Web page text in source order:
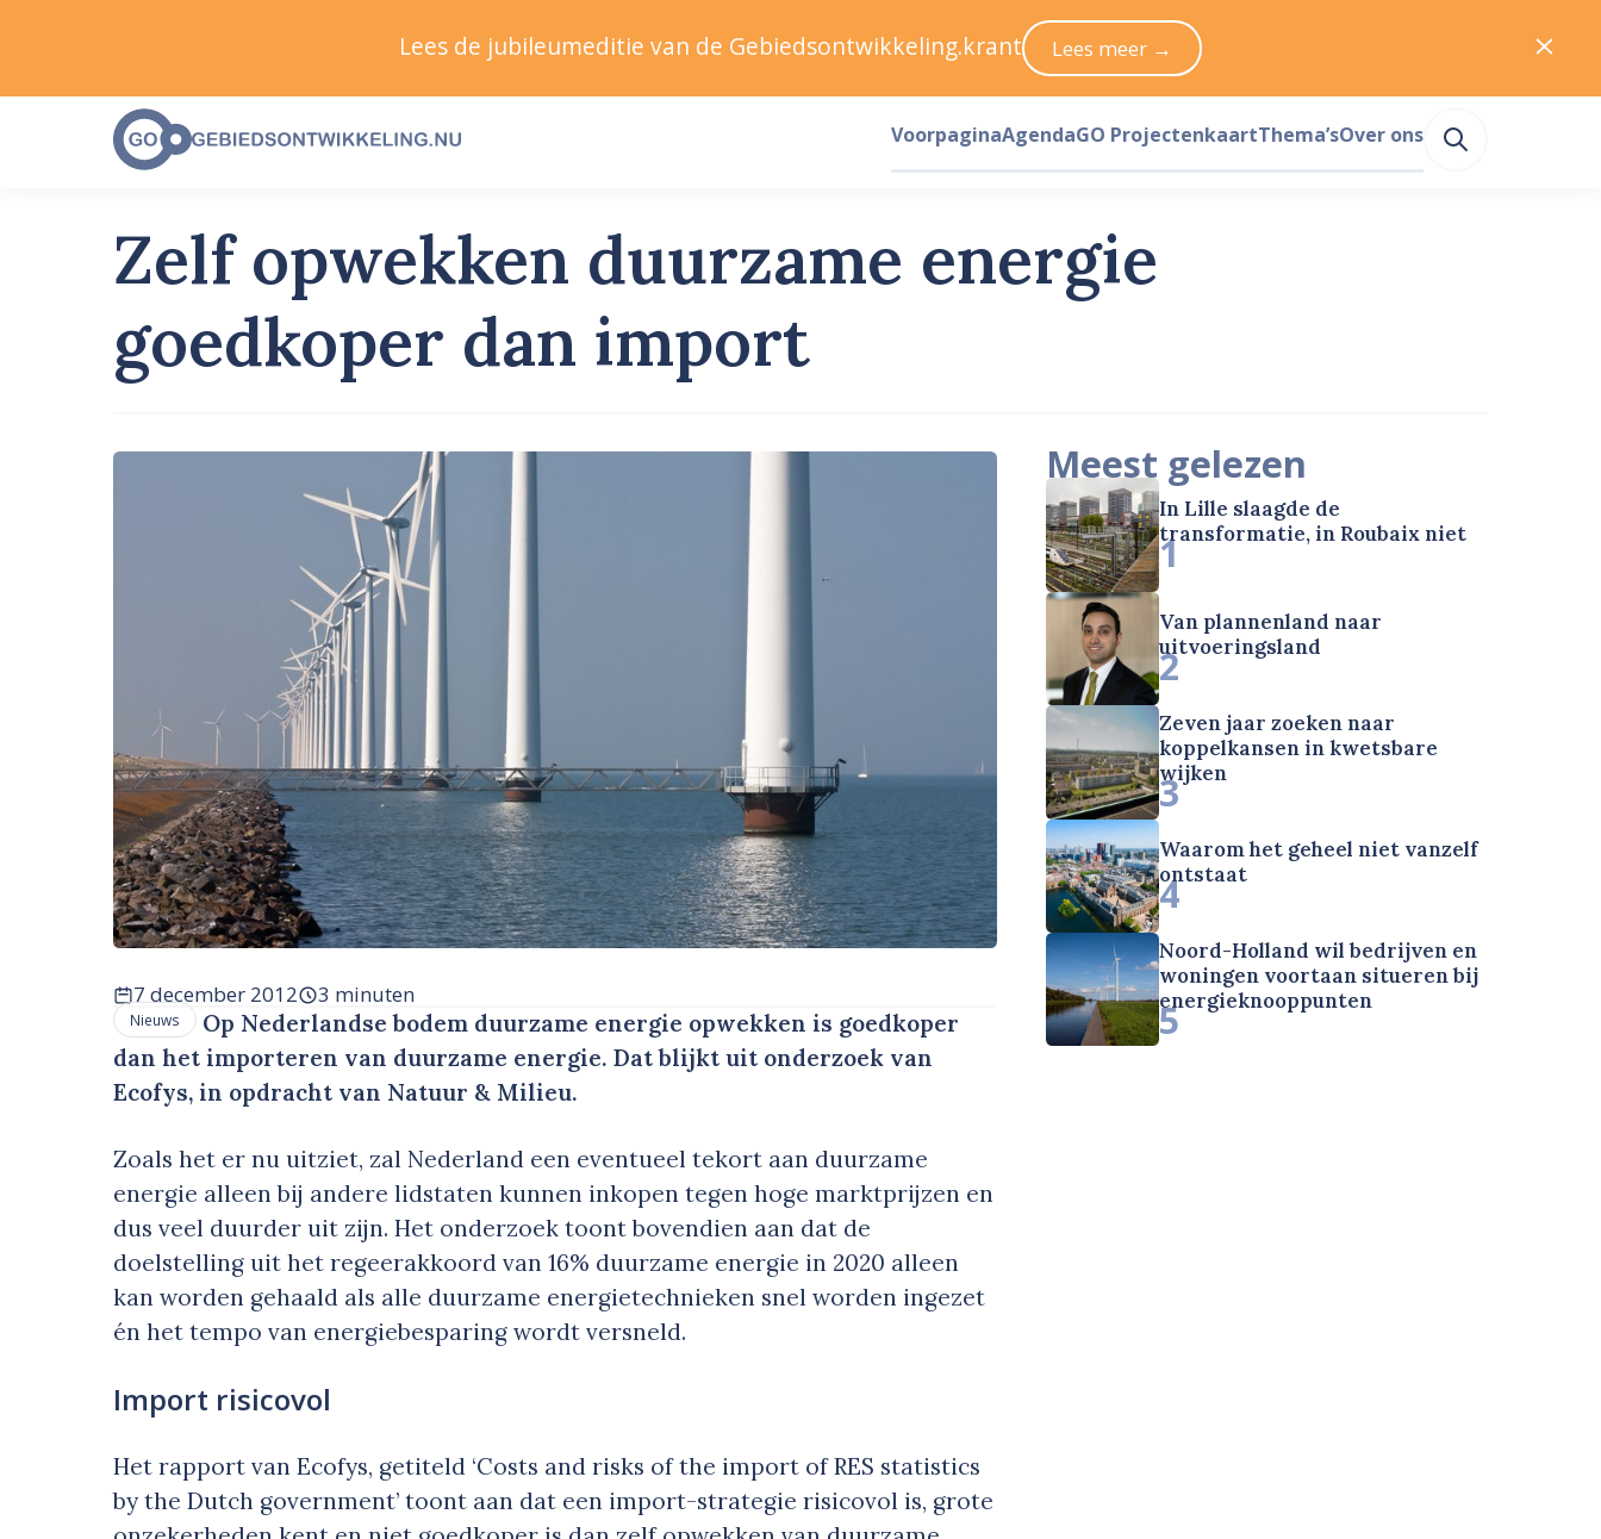
Zelf opwekken duurzame energie
goedkoper dan import
7 december 2012 3 minuten
Nieuws
Op Nederlandse bodem duurzame energie opwekken is goedkoper
dan het importeren van duurzame energie. Dat blijkt uit onderzoek van
Ecofys, in opdracht van Natuur & Milieu.
Zoals het er nu uitziet, zal Nederland een eventueel tekort aan duurzame
energie alleen bij andere lidstaten kunnen inkopen tegen hoge marktprijzen en
dus veel duurder uit zijn. Het onderzoek toont bovendien aan dat de
doelstelling uit het regeerakkoord van 16% duurzame energie in 2020 alleen
kan worden gehaald als alle duurzame energietechnieken snel worden ingezet
én het tempo van energiebesparing wordt versneld.
Import risicovol
Het rapport van Ecofys, getiteld ‘Costs and risks of the import of RES statistics
by the Dutch government’ toont aan dat een import-strategie risicovol is, grote
Meest gelezen
In Lille slaagde de
transformatie, in Roubaix niet
1
Van plannenland naar
uitvoeringsland
2
Zeven jaar zoeken naar
koppelkansen in kwetsbare
wijken
3
Waarom het geheel niet vanzelf
ontstaat
4
Noord-Holland wil bedrijven en
woningen voortaan situeren bij
energieknooppunten
5
Lees de jubileumeditie van de Gebiedsontwikkeling.krant Lees meer →
VoorpaginaAgendaGO ProjectenkaartThema’sOver ons